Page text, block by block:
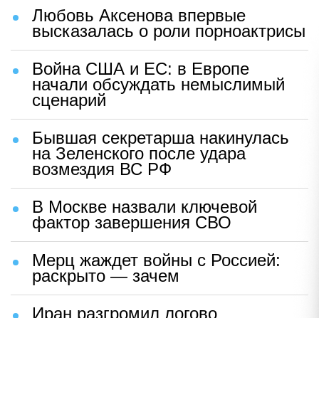
Любовь Аксенова впервые
высказалась о роли порноактрисы
Война США и ЕС: в Европе
начали обсуждать немыслимый
сценарий
Бывшая секретарша накинулась
на Зеленского после удара
возмездия ВС РФ
В Москве назвали ключевой
фактор завершения СВО
Мерц жаждет войны с Россией:
раскрыто — зачем
Иран разгромил логово